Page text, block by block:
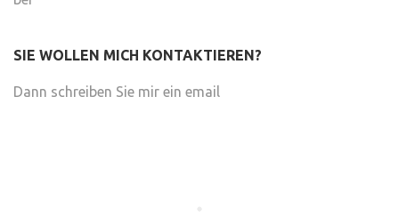
SIE WOLLEN MICH KONTAKTIEREN?
Dann schreiben Sie mir ein email